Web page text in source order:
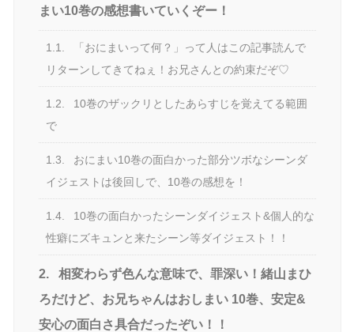
まい10巻の感想書いていくぞー！
1.1.
「おにまいって何？」って人はこの記事読んで
リターンしてきてねぇ！お兄さんとの約束だぞ♡
1.2.
10巻のザックリとしたあらすじを覚えてる範囲
で
1.3.
おにまい10巻の面白かった部分ツボなシーンダ
イジェストは後回しで、10巻の感想を！
1.4.
10巻の面白かったシーンダイジェスト&個人的な
性癖にズキュンと来たシーン等ダイジェスト！！
2.
相変わらず色んな意味で、罪深い！緒山まひ
ろだけど、お兄ちゃんはおしまい 10巻、安定&
安心の面白さ具合だったぞい！！